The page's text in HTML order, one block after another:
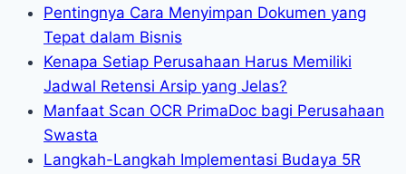
Pentingnya Cara Menyimpan Dokumen yang
Tepat dalam Bisnis
Kenapa Setiap Perusahaan Harus Memiliki
Jadwal Retensi Arsip yang Jelas?
Manfaat Scan OCR PrimaDoc bagi Perusahaan
Swasta
Langkah-Langkah Implementasi Budaya 5R